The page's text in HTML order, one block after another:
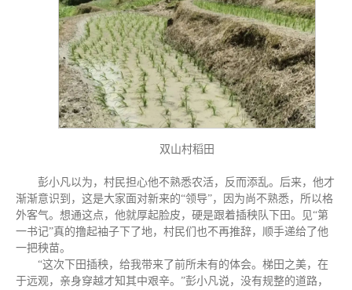
双山村稻田
彭小凡以为，村民担心他不熟悉农活，反而添乱。后来，他才
渐渐意识到，这是大家面对新来的“领导”，因为尚不熟悉，所以格
外客气。想通这点，他就厚起脸皮，硬是跟着插秧队下田。见“第
一书记”真的撸起袖子下了地，村民们也不再推辞，顺手递给了他
一把秧苗。
“这次下田插秧，给我带来了前所未有的体会。梯田之美，在
于远观，亲身穿越才知其中艰辛。”彭小凡说，没有规整的道路，